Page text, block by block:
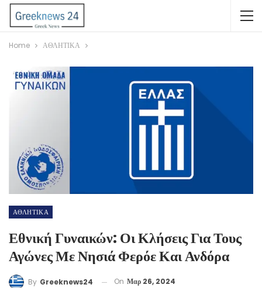
Home ΑΘΛΗΤΙΚΑ
ΑΘΛΗΤΙΚΑ
Εθνική Γυναικών: Οι Κλήσεις Για Τους
Αγώνες Με Νησιά Φερόε Και Ανδόρα
By Greeknews24 On Μαρ 26, 2024